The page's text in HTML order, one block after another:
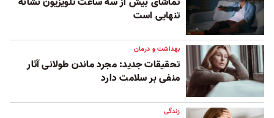
تنهایی است
بهداشت و درمان
تحقیقات جدید: مجرد ماندن طولانی آثار
منفی بر سلامت دارد
زندگی